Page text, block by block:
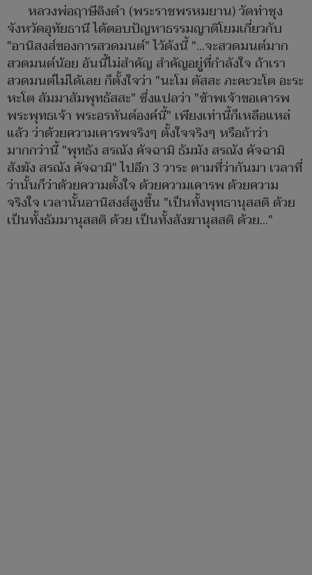
หลวงพ่อฤาษีลิงดำ (พระราชพรหมยาน) วัดท่าซุง
จังหวัดอุทัยธานี ได้ตอบปัญหาธรรมญาติโยมเกี่ยวกับ
"อานิสงส์ของการสวดมนต์" ไว้ดังนี้ "...จะสวดมนต์มาก
สวดมนต์น้อย อันนี้ไม่สำคัญ สำคัญอยู่ที่กำลังใจ ถ้าเรา
สวดมนต์ไม่ได้เลย ก็ตั้งใจว่า "นะโม ตัสสะ ภะคะวะโต อะระ
หะโต สัมมาสัมพุทธัสสะ" ซึ่งแปลว่า "ข้าพเจ้าขอเคารพ
พระพุทธเจ้า พระอรหันต์องค์นี้" เพียงเท่านี้ก็เหลือแหล่
แล้ว ว่าด้วยความเคารพจริงๆ ตั้งใจจริงๆ หรือถ้าว่า
มากกว่านี้ "พุทธัง สรณัง คัจฉามิ ธัมมัง สรณัง คัจฉามิ
สังฆัง สรณัง คัจฉามิ" ไปอีก 3 วาระ ตามที่ว่ากันมา เวลาที่
ว่านั้นก็ว่าด้วยความตั้งใจ ด้วยความเคารพ ด้วยความ
จริงใจ เวลานั้นอานิสงส์สูงขึ้น "เป็นทั้งพุทธานุสสติ ด้วย
เป็นทั้งธัมมานุสสติ ด้วย เป็นทั้งสังฆานุสสติ ด้วย..."